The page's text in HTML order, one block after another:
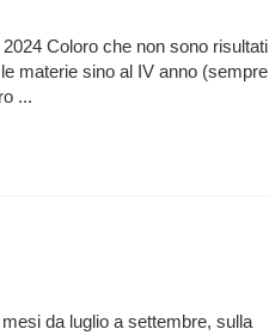
Coloro che non sono risultati
materie sino al IV anno (sempre
...
da luglio a settembre, sulla